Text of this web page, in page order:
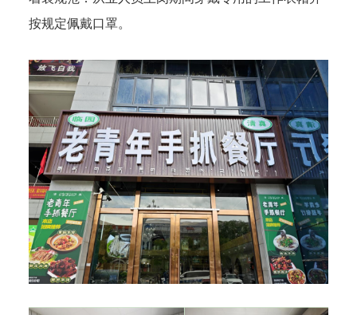
按规定佩戴口罩。